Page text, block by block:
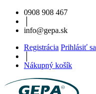
0908 908 467
info@gepa.sk
Registrácia Prihlásiť sa
Nákupný košík